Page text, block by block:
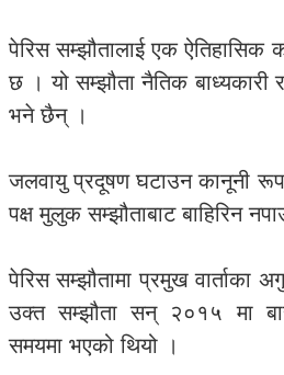
पेरिस सम्झौतालाई एक ऐतिहासिक
छ । यो सम्झौता नैतिक बाध्यकारी
भने छैन् ।
जलवायु प्रदूषण घटाउन कानूनी
पक्ष मुलुक सम्झौताबाट बाहिरिन
पेरिस सम्झौतामा प्रमुख वार्ताका
उक्त सम्झौता सन् २०१५ मा
समयमा भएको थियो ।